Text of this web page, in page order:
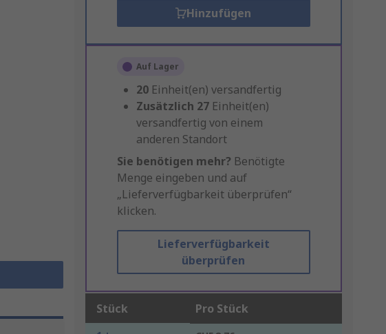
Hinzufügen
Auf Lager
20 Einheit(en) versandfertig
Zusätzlich 27 Einheit(en)
versandfertig von einem
anderen Standort
Sie benötigen mehr? Benötigte
Menge eingeben und auf
„Lieferverfügbarkeit überprüfen“
klicken.
Lieferverfügbarkeit
überprüfen
Stück Pro Stück